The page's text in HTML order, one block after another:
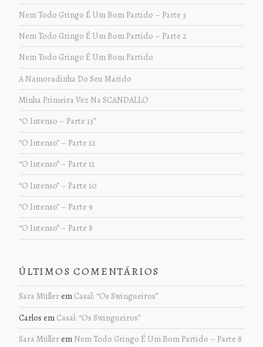
Nem Todo Gringo É Um Bom Partido – Parte 3
Nem Todo Gringo É Um Bom Partido – Parte 2
Nem Todo Gringo É Um Bom Partido
A Namoradinha Do Seu Marido
Minha Primeira Vez Na SCANDALLO
“O Intenso – Parte 13”
“O Intenso” – Parte 12
“O Intenso” – Parte 11
“O Intenso” – Parte 10
“O Intenso” – Parte 9
“O Intenso” – Parte 8
ÚLTIMOS COMENTÁRIOS
Sara Müllerem Casal: “Os Swingueiros”
Carlos em Casal: “Os Swingueiros”
Sara Müllerem Nem Todo Gringo É Um Bom Partido – Parte 8